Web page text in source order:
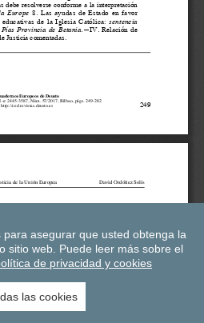
para asegurar que usted obtenga la
sitio web. Puede leer más sobre el
de privacidad y cookies
las cookies